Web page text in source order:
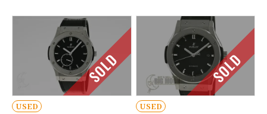
SOLD
USED
SOLD
USED